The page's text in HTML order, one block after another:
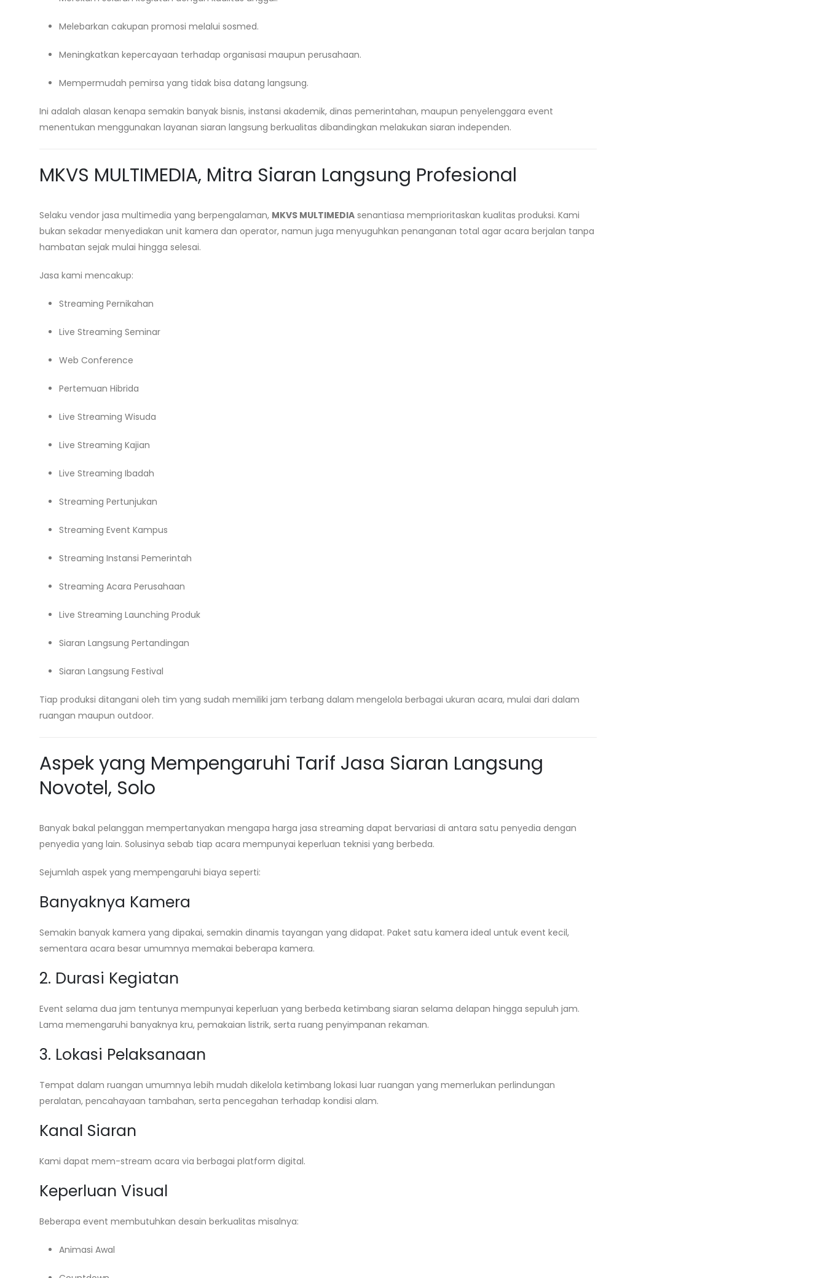
Melebarkan cakupan promosi melalui sosmed.
Meningkatkan kepercayaan terhadap organisasi maupun perusahaan.
Mempermudah pemirsa yang tidak bisa datang langsung.
Ini adalah alasan kenapa semakin banyak bisnis, instansi akademik, dinas pemerintahan, maupun penyelenggara event
menentukan menggunakan layanan siaran langsung berkualitas dibandingkan melakukan siaran independen.
MKVS MULTIMEDIA, Mitra Siaran Langsung Profesional
Selaku vendor jasa multimedia yang berpengalaman, MKVS MULTIMEDIA senantiasa memprioritaskan kualitas produksi. Kami
bukan sekadar menyediakan unit kamera dan operator, namun juga menyuguhkan penanganan total agar acara berjalan tanpa
hambatan sejak mulai hingga selesai.
Jasa kami mencakup:
Streaming Pernikahan
Live Streaming Seminar
Web Conference
Pertemuan Hibrida
Live Streaming Wisuda
Live Streaming Kajian
Live Streaming Ibadah
Streaming Pertunjukan
Streaming Event Kampus
Streaming Instansi Pemerintah
Streaming Acara Perusahaan
Live Streaming Launching Produk
Siaran Langsung Pertandingan
Siaran Langsung Festival
Tiap produksi ditangani oleh tim yang sudah memiliki jam terbang dalam mengelola berbagai ukuran acara, mulai dari dalam
ruangan maupun outdoor.
Aspek yang Mempengaruhi Tarif Jasa Siaran Langsung
Novotel, Solo
Banyak bakal pelanggan mempertanyakan mengapa harga jasa streaming dapat bervariasi di antara satu penyedia dengan
penyedia yang lain. Solusinya sebab tiap acara mempunyai keperluan teknisi yang berbeda.
Sejumlah aspek yang mempengaruhi biaya seperti:
Banyaknya Kamera
Semakin banyak kamera yang dipakai, semakin dinamis tayangan yang didapat. Paket satu kamera ideal untuk event kecil,
sementara acara besar umumnya memakai beberapa kamera.
2. Durasi Kegiatan
Event selama dua jam tentunya mempunyai keperluan yang berbeda ketimbang siaran selama delapan hingga sepuluh jam.
Lama memengaruhi banyaknya kru, pemakaian listrik, serta ruang penyimpanan rekaman.
3. Lokasi Pelaksanaan
Tempat dalam ruangan umumnya lebih mudah dikelola ketimbang lokasi luar ruangan yang memerlukan perlindungan
peralatan, pencahayaan tambahan, serta pencegahan terhadap kondisi alam.
Kanal Siaran
Kami dapat mem-stream acara via berbagai platform digital.
Keperluan Visual
Beberapa event membutuhkan desain berkualitas misalnya:
Animasi Awal